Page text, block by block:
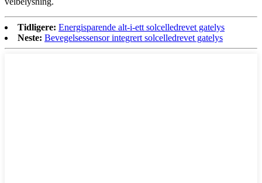
Tidligere: Energisparende alt-i-ett solcelledrevet gatelys
Neste: Bevegelsessensor integrert solcelledrevet gatelys